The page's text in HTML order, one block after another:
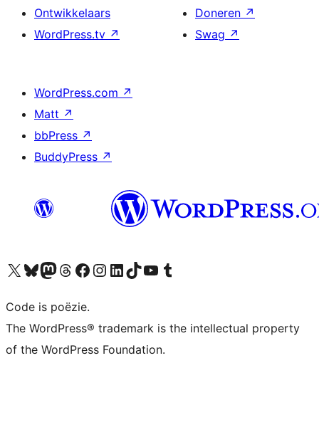
Ontwikkelaars
WordPress.tv ↗
Doneren ↗
Swag ↗
WordPress.com ↗
Matt ↗
bbPress ↗
BuddyPress ↗
Bezoek ons X (voorheen Twitter) account
Bezoek ons Bluesky account
Bezoek ons Mastodon account
Bezoek ons Threads account
Onze Facebook pagina bezoeken
Bezoek ons Instagram account
Bezoek ons LinkedIn account
Bezoek ons TikTok account
Bezoek ons YouTube kanaalBezoek ons Tumblr account
Code is poëzie.
The WordPress® trademark is the intellectual property
of the WordPress Foundation.